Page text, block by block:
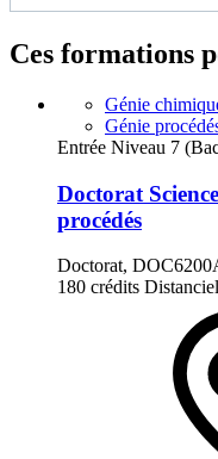
Ces formations
Génie
Génie
Entrée Niveau 7
Doctorat
procédés
Doctorat,
180 crédits Distanciel